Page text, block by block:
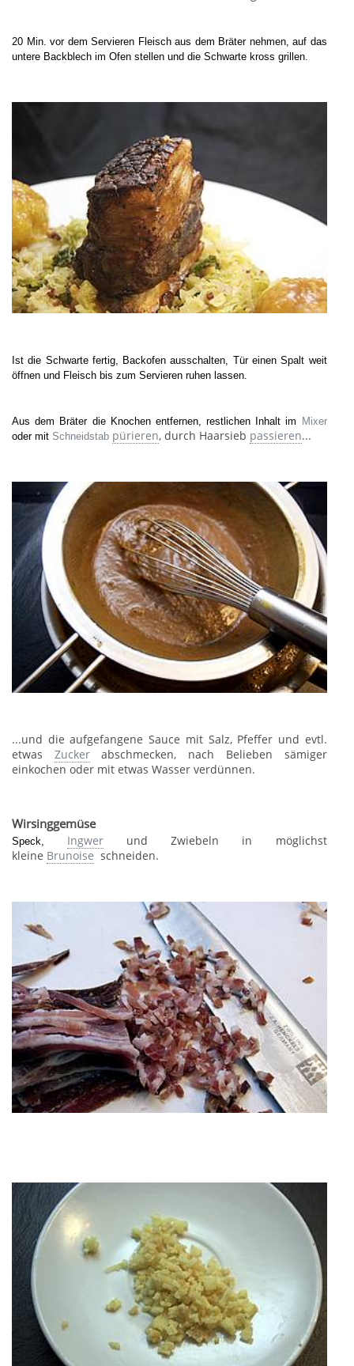
20 Min. vor dem Servieren Fleisch aus dem Bräter nehmen, auf das
untere Backblech im Ofen stellen und die Schwarte kross grillen.
Ist die Schwarte fertig, Backofen ausschalten, Tür einen Spalt weit
öffnen und Fleisch bis zum Servieren ruhen lassen.
Aus dem Bräter die Knochen entfernen, restlichen Inhalt im Mixer
oder mit Schneidstab pürieren, durch Haarsieb passieren...
...und die aufgefangene Sauce mit Salz, Pfeffer und evtl.
etwas Zuckerabschmecken, nach Belieben sämiger
einkochen oder mit etwas Wasser verdünnen.
Wirsinggemüse
Speck, Ingwer und Zwiebeln in möglichst
kleine Brunoise schneiden.